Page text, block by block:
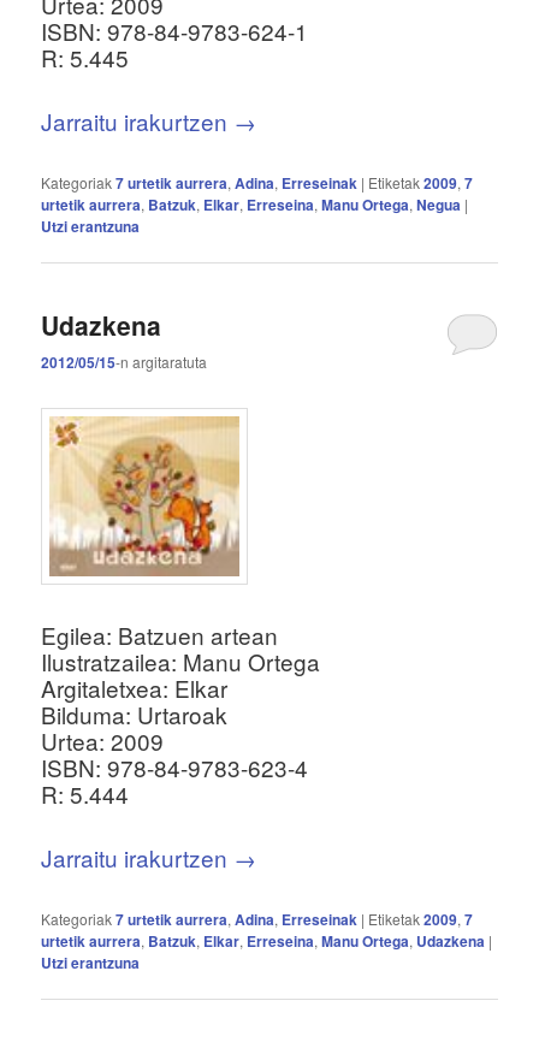
ISBN: 978-84-9783-624-1
R: 5.445
Jarraitu irakurtzen →
Kategoriak7 urtetik aurrera,Adina, Erreseinak | Etiketak2009,7
urtetik aurrera, Batzuk, Elkar, Erreseina,Manu Ortega,Negua |
Utzi erantzuna
Udazkena
2012/05/15-nargitaratuta
Egilea: Batzuen artean
Ilustratzailea: Manu Ortega
Argitaletxea: Elkar
Bilduma: Urtaroak
Urtea: 2009
ISBN: 978-84-9783-623-4
R: 5.444
Jarraitu irakurtzen →
Kategoriak7 urtetik aurrera,Adina, Erreseinak | Etiketak2009,7
urtetik aurrera, Batzuk, Elkar, Erreseina,Manu Ortega, Udazkena |
Utzi erantzuna